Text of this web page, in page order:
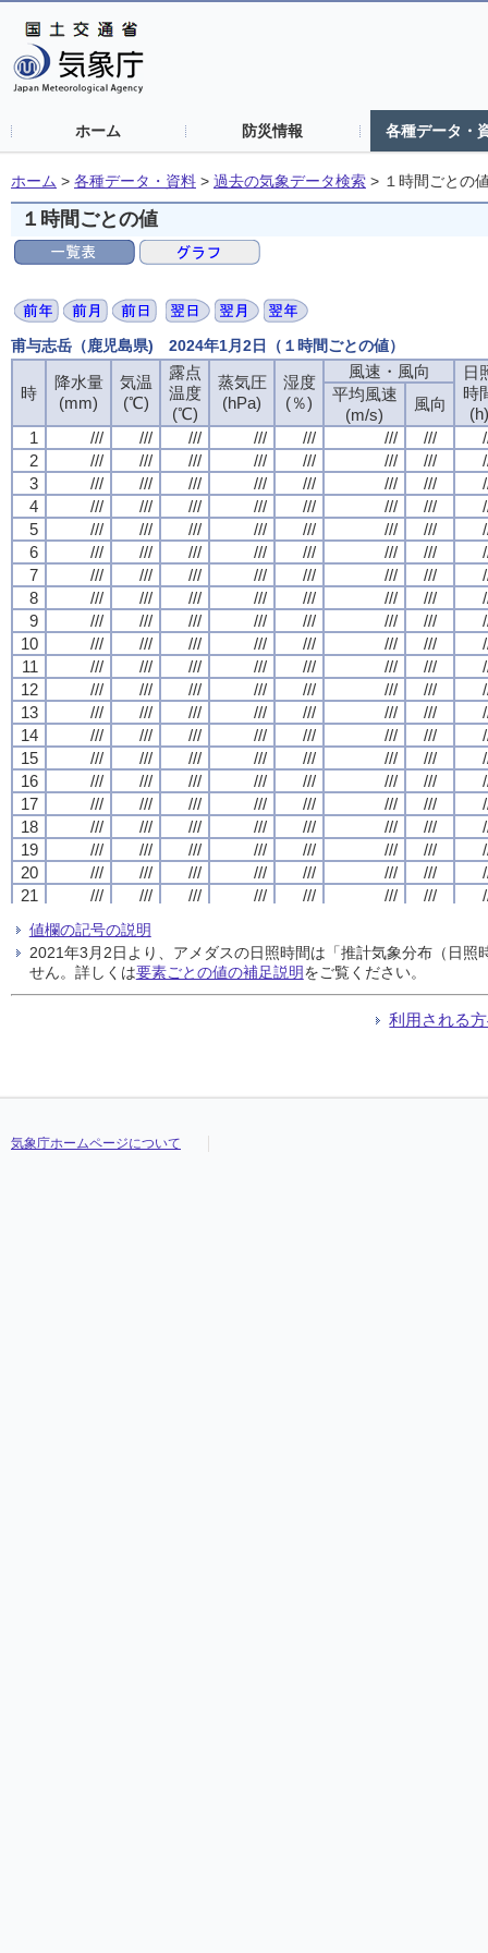
ホーム 防災情報 各種データ・
ホーム > 各種データ・資料 > 過去の気象データ検索 > １時間ごとの
１時間ごとの値
甫与志岳（鹿児島県) 2024年1月2日（１時間ごとの値）
時
降水量
(mm)
気温
(℃)
露点
温度
(℃)
蒸気圧
(hPa)
湿度
(％)
風速・風向
日
時
(h)
平均風速
(m/s)
風向
1
/// /// /// /// /// /// ///
2
/// /// /// /// /// /// ///
3
/// /// /// /// /// /// ///
4
/// /// /// /// /// /// ///
5
/// /// /// /// /// /// ///
6
/// /// /// /// /// /// ///
7
/// /// /// /// /// /// ///
8
/// /// /// /// /// /// ///
9
/// /// /// /// /// /// ///
10
/// /// /// /// /// /// ///
11
/// /// /// /// /// /// ///
12
/// /// /// /// /// /// ///
13
/// /// /// /// /// /// ///
14
/// /// /// /// /// /// ///
15
/// /// /// /// /// /// ///
16
/// /// /// /// /// /// ///
17
/// /// /// /// /// /// ///
18
/// /// /// /// /// /// ///
19
/// /// /// /// /// /// ///
20
/// /// /// /// /// /// ///
21
/// /// /// /// /// /// ///
23
/// /// ///
24
/// /// /// /// /// /// ///
時
降水量
(mm)
気温
(℃)
露点
温度
(℃)
蒸気圧
(hPa)
湿度
(％)
風速・風向
日
時
(h)
平均風速
(m/s)
風向
1
/// /// /// /// /// /// ///
2
/// /// /// /// /// /// ///
3
/// /// /// /// /// /// ///
4
/// /// /// /// /// /// ///
5
/// /// /// /// /// /// ///
6
/// /// /// /// /// /// ///
7
/// /// /// /// /// /// ///
8
/// /// /// /// /// /// ///
9
/// /// /// /// /// /// ///
10
/// /// /// /// /// /// ///
11
/// /// /// /// /// /// ///
12
/// /// /// /// /// /// ///
13
/// /// /// /// /// /// ///
14
/// /// /// /// /// /// ///
15
/// /// /// /// /// /// ///
16
/// /// /// /// /// /// ///
17
/// /// /// /// /// /// ///
18
/// /// /// /// /// /// ///
19
/// /// /// /// /// /// ///
20
/// /// /// /// /// /// ///
21
/// /// /// /// /// /// ///
23
/// /// ///
24
/// /// /// /// /// /// ///
時
降水量
(mm)
気温
(℃)
露点
温度
(℃)
蒸気圧
(hPa)
湿度
(％)
風速・風向
日
時
(h)
平均風速
(m/s)
風向
1
/// /// /// /// /// /// ///
2
/// /// /// /// /// /// ///
3
/// /// /// /// /// /// ///
4
/// /// /// /// /// /// ///
5
/// /// /// /// /// /// ///
6
/// /// /// /// /// /// ///
7
/// /// /// /// /// /// ///
8
/// /// /// /// /// /// ///
9
/// /// /// /// /// /// ///
10
/// /// /// /// /// /// ///
11
/// /// /// /// /// /// ///
12
/// /// /// /// /// /// ///
13
/// /// /// /// /// /// ///
14
/// /// /// /// /// /// ///
15
/// /// /// /// /// /// ///
16
/// /// /// /// /// /// ///
17
/// /// /// /// /// /// ///
18
/// /// /// /// /// /// ///
19
/// /// /// /// /// /// ///
20
/// /// /// /// /// /// ///
21
/// /// /// /// /// /// ///
23
/// /// ///
24
/// /// /// /// /// /// ///
時
降水量
(mm)
気温
(℃)
露点
温度
(℃)
蒸気圧
(hPa)
湿度
(％)
風速・風向
日
時
(h)
平均風速
(m/s)
風向
1
/// /// /// /// /// /// ///
2
/// /// /// /// /// /// ///
3
/// /// /// /// /// /// ///
4
/// /// /// /// /// /// ///
5
/// /// /// /// /// /// ///
6
/// /// /// /// /// /// ///
7
/// /// /// /// /// /// ///
8
/// /// /// /// /// /// ///
9
/// /// /// /// /// /// ///
10
/// /// /// /// /// /// ///
11
/// /// /// /// /// /// ///
12
/// /// /// /// /// /// ///
13
/// /// /// /// /// /// ///
14
/// /// /// /// /// /// ///
15
/// /// /// /// /// /// ///
16
/// /// /// /// /// /// ///
17
/// /// /// /// /// /// ///
18
/// /// /// /// /// /// ///
19
/// /// /// /// /// /// ///
20
/// /// /// /// /// /// ///
21
/// /// /// /// /// /// ///
23
/// /// ///
24
/// /// /// /// /// /// ///
値欄の記号の説明
2021年3月2日より、アメダスの日照時間は「推計気象分布（日
せん。詳しくは要素ごとの値の補足説明をご覧ください。
利用される
気象庁ホームページについて